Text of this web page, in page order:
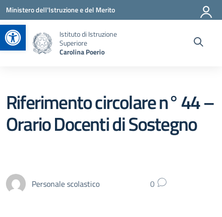
Apri la barra degli strumenti
Vai ai contenuti
Vai al menu di navigazione
Vai al footer
Ministero dell'Istruzione e del Merito
Istituto di Istruzione
Superiore
Carolina Poerio
Riferimento circolare n° 44 –
Orario Docenti di Sostegno
Personale scolastico 0